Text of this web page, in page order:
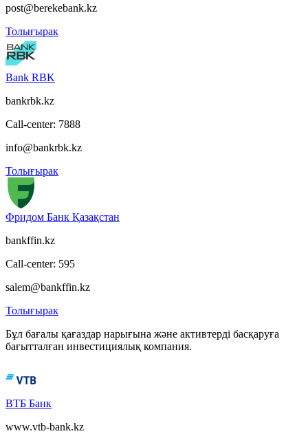
post@berekebank.kz
Толығырак
Bank RBK
bankrbk.kz
Call-center: 7888
info@bankrbk.kz
Толығырак
Фридом Банк Қазақстан
bankffin.kz
Call-center: 595
salem@bankffin.kz
Толығырак
Бұл бағалы қағаздар нарығына және активтерді басқаруға
бағытталған инвестициялық компания.
ВТБ Банк
www.vtb-bank.kz